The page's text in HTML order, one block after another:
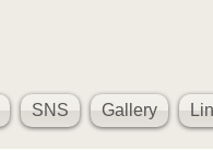
SNS Gallery